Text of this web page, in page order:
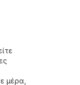
μέρα,